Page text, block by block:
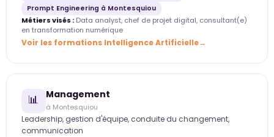
Prompt Engineering à Montesquiou
Métiers visés : Data analyst, chef de projet digital, consultant(e)
en transformation numérique
Voir les formations Intelligence Artificielle
📊 Management
à Montesquiou
Leadership, gestion d'équipe, conduite du changement,
communication